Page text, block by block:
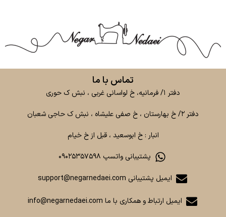
تماس با ما
دفتر ۱/ فرمانیه، خ لواسانی غربی ، نبش ک حوری
دفتر ۲/ خ بهارستان ، خ صفی علیشاه ، نبش ک حاجی شعبان
انبار : خ ابوسعید ، قبل از خ خیام
پشتیبانی واتسپ ۰۹۰۲۵۳۵۷۵۹۸
ایمیل پشتیبانی support@negarnedaei.com
ایمیل ارتباط و همکاری با ما info@negarnedaei.com